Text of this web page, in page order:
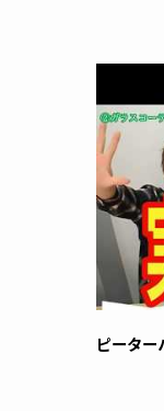
ピータ